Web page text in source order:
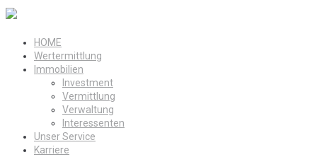
HOME
Wertermittlung
Immobilien
Investment
Vermittlung
Verwaltung
Interessenten
Unser Service
Karriere